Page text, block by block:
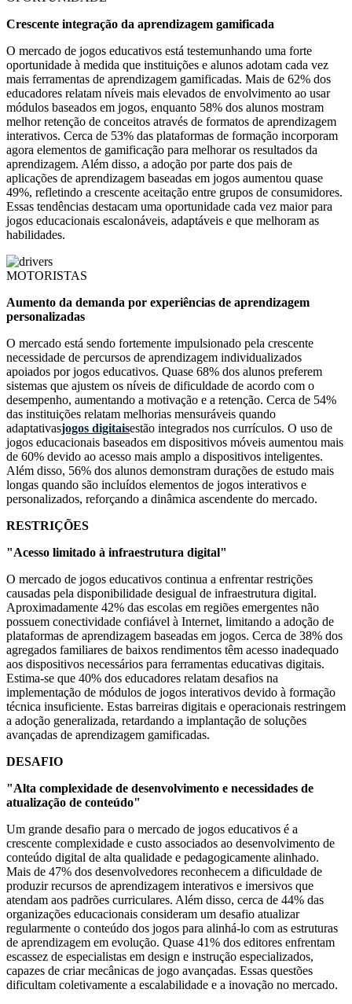
Crescente integração da aprendizagem gamificada
O mercado de jogos educativos está testemunhando uma forte
oportunidade à medida que instituições e alunos adotam cada vez
mais ferramentas de aprendizagem gamificadas. Mais de 62% dos
educadores relatam níveis mais elevados de envolvimento ao usar
módulos baseados em jogos, enquanto 58% dos alunos mostram
melhor retenção de conceitos através de formatos de aprendizagem
interativos. Cerca de 53% das plataformas de formação incorporam
agora elementos de gamificação para melhorar os resultados da
aprendizagem. Além disso, a adoção por parte dos pais de
aplicações de aprendizagem baseadas em jogos aumentou quase
49%, refletindo a crescente aceitação entre grupos de consumidores.
Essas tendências destacam uma oportunidade cada vez maior para
jogos educacionais escalonáveis, adaptáveis ​​e que melhoram as
habilidades.
MOTORISTAS
Aumento da demanda por experiências de aprendizagem
personalizadas
O mercado está sendo fortemente impulsionado pela crescente
necessidade de percursos de aprendizagem individualizados
apoiados por jogos educativos. Quase 68% dos alunos preferem
sistemas que ajustem os níveis de dificuldade de acordo com o
desempenho, aumentando a motivação e a retenção. Cerca de 54%
das instituições relatam melhorias mensuráveis ​​quando
adaptativasjogos digitaisestão integrados nos currículos. O uso de
jogos educacionais baseados em dispositivos móveis aumentou mais
de 60% devido ao acesso mais amplo a dispositivos inteligentes.
Além disso, 56% dos alunos demonstram durações de estudo mais
longas quando são incluídos elementos de jogos interativos e
personalizados, reforçando a dinâmica ascendente do mercado.
RESTRIÇÕES
"Acesso limitado à infraestrutura digital"
O mercado de jogos educativos continua a enfrentar restrições
causadas pela disponibilidade desigual de infraestrutura digital.
Aproximadamente 42% das escolas em regiões emergentes não
possuem conectividade confiável à Internet, limitando a adoção de
plataformas de aprendizagem baseadas em jogos. Cerca de 38% dos
agregados familiares de baixos rendimentos têm acesso inadequado
aos dispositivos necessários para ferramentas educativas digitais.
Estima-se que 40% dos educadores relatam desafios na
implementação de módulos de jogos interativos devido à formação
técnica insuficiente. Estas barreiras digitais e operacionais restringem
a adoção generalizada, retardando a implantação de soluções
avançadas de aprendizagem gamificadas.
DESAFIO
"Alta complexidade de desenvolvimento e necessidades de
atualização de conteúdo"
Um grande desafio para o mercado de jogos educativos é a
crescente complexidade e custo associados ao desenvolvimento de
conteúdo digital de alta qualidade e pedagogicamente alinhado.
Mais de 47% dos desenvolvedores reconhecem a dificuldade de
produzir recursos de aprendizagem interativos e imersivos que
atendam aos padrões curriculares. Além disso, cerca de 44% das
organizações educacionais consideram um desafio atualizar
regularmente o conteúdo dos jogos para alinhá-lo com as estruturas
de aprendizagem em evolução. Quase 41% dos editores enfrentam
escassez de especialistas em design e instrução especializados,
capazes de criar mecânicas de jogo avançadas. Essas questões
dificultam coletivamente a escalabilidade e a inovação no mercado.